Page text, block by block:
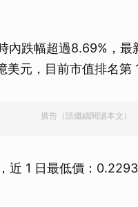
內跌幅超過8.69%，
元，目前市值排名第
廣告（請繼續閱讀本文）
近 1 日最低價：